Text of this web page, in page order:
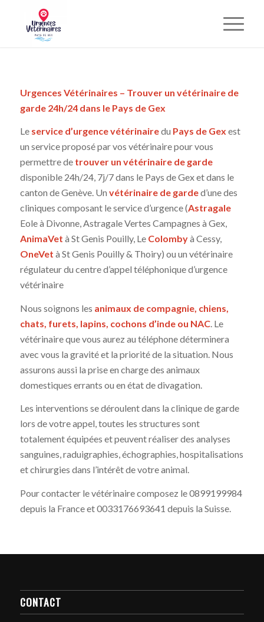
Urgences Vétérinaires – Trouver un vétérinaire de
garde 24h/24 dans le Pays de Gex
Le service d’urgence vétérinairedu Pays de Gex est
un service proposé par vos vétérinaire pour vous
permettre de trouver un vétérinaire de garde
disponible 24h/24, 7j/7 dans le Pays de Gex et dans le
canton de Genève. Un vétérinaire de garded’une des
cliniques composant le service d’urgence (Astragale
Eole à Divonne, Astragale Vertes Campagnes à Gex,
AnimaVet à St Genis Pouilly, Le Colombyà Cessy,
OneVet à St Genis Pouilly & Thoiry) ou un vétérinaire
régulateur du centre d’appel téléphonique d’urgence
vétérinaire
Nous soignons les animaux de compagnie, chiens,
chats, furets, lapins, cochons d’inde ou NAC. Le
vétérinaire que vous aurez au téléphone déterminera
avec vous la gravité et la priorité de la situation. Nous
assurons aussi la prise en charge des animaux
domestiques errants ou en état de divagation.
Les interventions se déroulent dans la clinique de garde
lors de votre appel, toutes les structures sont
totalement équipées et peuvent réaliser des analyses
sanguines, raduigraphies, échographies, hospitalisations
et chirurgies dans l’intérêt de votre animal.
Pour contacter le vétérinaire composez le 0899199984
depuis la France et 0033176693641 depuis la Suisse.
CONTACT